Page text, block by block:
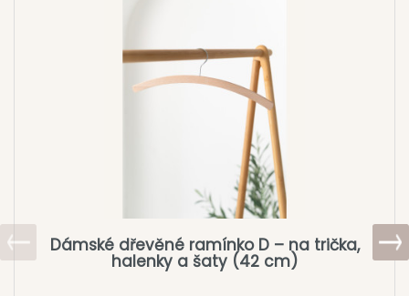
Dámské dřevěné ramínko D – na trička,
halenky a šaty (42 cm)